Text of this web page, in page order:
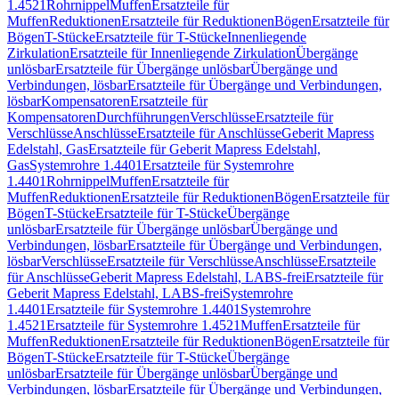
1.4521RohrnippelMuffenErsatzteile für
MuffenReduktionenErsatzteile für ReduktionenBögenErsatzteile für
BögenT-StückeErsatzteile für T-StückeInnenliegende
ZirkulationErsatzteile für Innenliegende ZirkulationÜbergänge
unlösbarErsatzteile für Übergänge unlösbarÜbergänge und
Verbindungen, lösbarErsatzteile für Übergänge und Verbindungen,
lösbarKompensatorenErsatzteile für
KompensatorenDurchführungenVerschlüsseErsatzteile für
VerschlüsseAnschlüsseErsatzteile für AnschlüsseGeberit Mapress
Edelstahl, GasErsatzteile für Geberit Mapress Edelstahl,
GasSystemrohre 1.4401Ersatzteile für Systemrohre
1.4401RohrnippelMuffenErsatzteile für
MuffenReduktionenErsatzteile für ReduktionenBögenErsatzteile für
BögenT-StückeErsatzteile für T-StückeÜbergänge
unlösbarErsatzteile für Übergänge unlösbarÜbergänge und
Verbindungen, lösbarErsatzteile für Übergänge und Verbindungen,
lösbarVerschlüsseErsatzteile für VerschlüsseAnschlüsseErsatzteile
für AnschlüsseGeberit Mapress Edelstahl, LABS-freiErsatzteile für
Geberit Mapress Edelstahl, LABS-freiSystemrohre
1.4401Ersatzteile für Systemrohre 1.4401 Systemrohre
1.4521Ersatzteile für Systemrohre 1.4521MuffenErsatzteile für
MuffenReduktionenErsatzteile für ReduktionenBögenErsatzteile für
BögenT-StückeErsatzteile für T-StückeÜbergänge
unlösbarErsatzteile für Übergänge unlösbarÜbergänge und
Verbindungen, lösbarErsatzteile für Übergänge und Verbindungen,